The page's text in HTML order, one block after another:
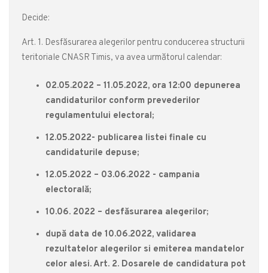
Decide:
Art. 1. Desfăsurarea alegerilor pentru conducerea structurii
teritoriale CNASR Timis, va avea următorul calendar:
02.05.2022 – 11.05.2022, ora 12:00 depunerea
candidaturilor conform prevederilor
regulamentului electoral;
12.05.2022- publicarea listei finale cu
candidaturile depuse;
12.05.2022 – 03.06.2022 - campania
electorală;
10.06. 2022 – desfăsurarea alegerilor;
după data de 10.06.2022, validarea
rezultatelor alegerilor si emiterea mandatelor
celor alesi. Art. 2. Dosarele de candidatura pot